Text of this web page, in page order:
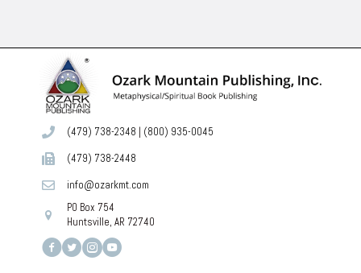
(479) 738-2348 | (800) 935-0045
(479) 738-2448
info@ozarkmt.com
PO Box 754
Huntsville, AR 72740